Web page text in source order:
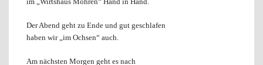
Der Abend geht zu Ende und gut geschlafen
haben wir „im Ochsen“ auch.
Am nächsten Morgen geht es nach